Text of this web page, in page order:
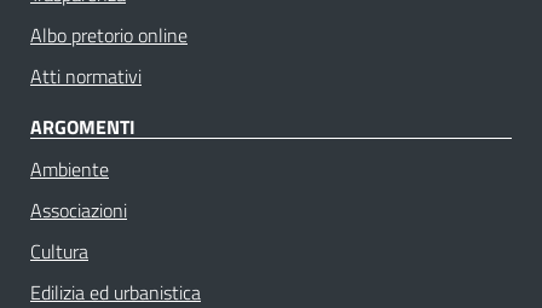
Albo pretorio online
Atti normativi
ARGOMENTI
Ambiente
Associazioni
Cultura
Edilizia ed urbanistica